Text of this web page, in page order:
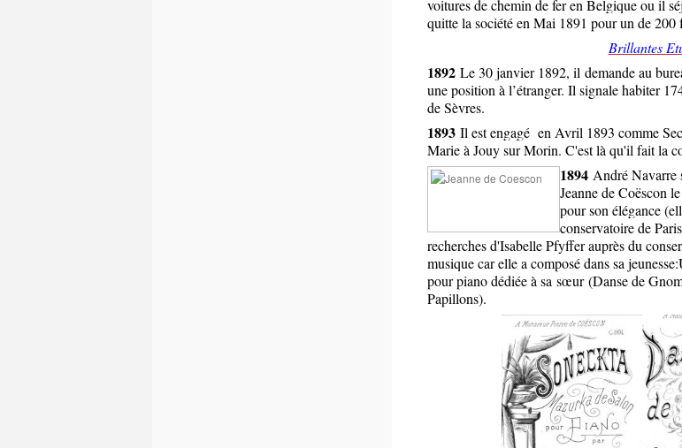
voitures de chemin de fer en Belgique ou il
quitte la société en Mai 1891 pour un de 200
Brillantes
1892 Le 30 janvier 1892, il demande au
une position à l’étranger. Il signale habiter
de Sèvres.
1893 Il est engagé en Avril 1893 comme
Marie à Jouy sur Morin. C'est là qu'il fait la
1894 André Navarre
Jeanne de Coëscon
pour son élégance
conservatoire de
recherches d'Isabelle Pfyffer auprès du
musique car elle a composé dans sa
pour piano dédiée à sa sœur(Danse de
Papillons).